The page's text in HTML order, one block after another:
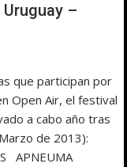
–
que participan por
Open Air, el festival
a cabo año tras
de 2013):
APNEUMA